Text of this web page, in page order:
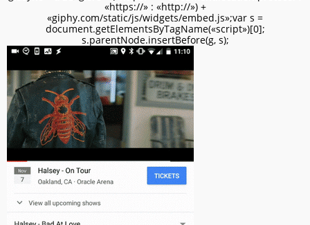
«https://» : «http://») +
«giphy.com/static/js/widgets/embed.js»;var s =
document.getElementsByTagName(«script»)[0];
s.parentNode.insertBefore(g, s);